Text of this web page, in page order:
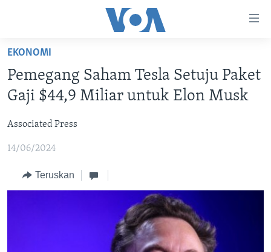
Akses
Lanjut
ke
Konten
Lanjut
ke
Utama
Lanjut
VIDEO
POLYGRAPH
DAFTAR PROGRAM
Learning English
EKONOMI
Pemegang Saham Tesla Setuju Paket
Gaji $44,9 Miliar untuk Elon Musk
Associated Press
14/06/2024
Teruskan